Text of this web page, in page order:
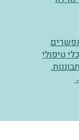
טיפולי